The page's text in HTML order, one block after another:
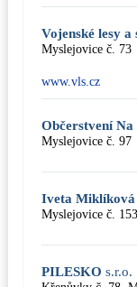
Vojenské lesy
Myslejovice č. 73
www.vls.cz
Občerstvení Na
Myslejovice č. 97
Iveta Miklíková
Myslejovice č. 153
PILESKO s.r.o.